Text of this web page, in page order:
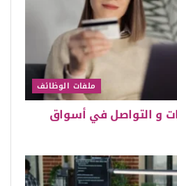
ملفات الوظائف
و التواصل في أسواق